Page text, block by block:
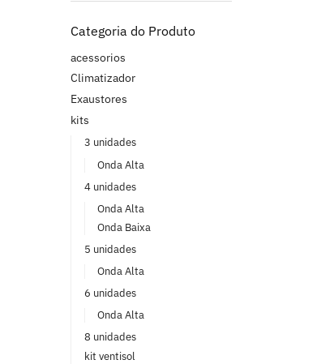
Categoria do Produto
acessorios
Climatizador
Exaustores
kits
3 unidades
Onda Alta
4 unidades
Onda Alta
Onda Baixa
5 unidades
Onda Alta
6 unidades
Onda Alta
8 unidades
kit ventisol